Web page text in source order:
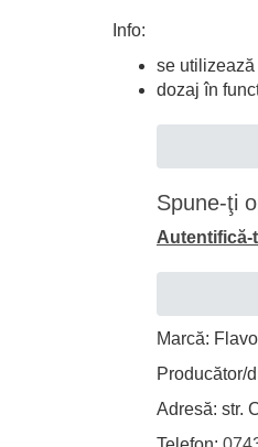
Info:
se
dozaj în
Spune-ţi
Autentifică-
Marcă:
Producător/
Adresă: str.